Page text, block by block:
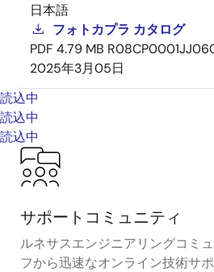
日本語
フォトカプラ カタログ
PDF 4.79 MB
2025年3月05日
読込中
読込中
読込中
サポートコミュニティ
ルネサスエンジニアリングコミ
フから迅速なオンライン技術サ